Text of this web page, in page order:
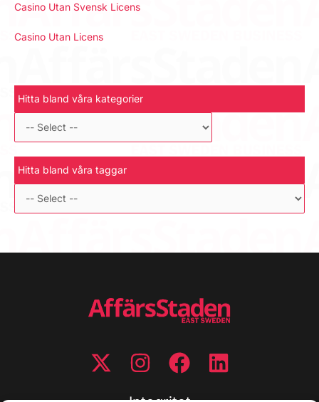
Casino Utan Svensk Licens
Casino Utan Licens
Hitta bland våra kategorier
Hitta bland våra taggar